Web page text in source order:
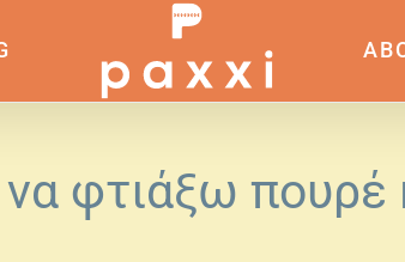
φτιάξω πουρέ